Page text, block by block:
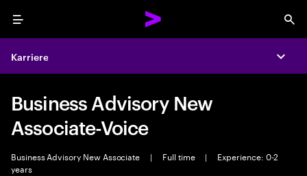
Menu
Karriere
Business Advisory New
Associate-Voice
Business Advisory New Associate | Full time |
Experience: 0-2
years